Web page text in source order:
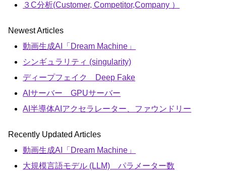
３C分析(Customer, Competitor,Company ）
Newest Articles
動画生成AI「Dream Machine」
シンギュラリティ (singularity)
ディープフェイク Deep Fake
AIサーバー GPUサーバー
AI半導体AIアクセラレーター、ファウンドリー
Recently Updated Articles
動画生成AI「Dream Machine」
大規模言語モデル (LLM) パラメーター数